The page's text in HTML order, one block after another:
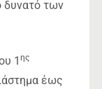
δυνατό των
1 ης
έως